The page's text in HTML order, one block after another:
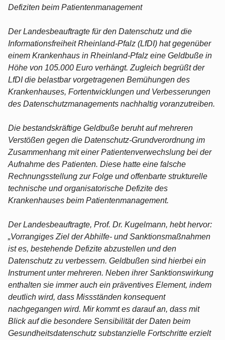
Defiziten beim Patientenmanagement
Der Landesbeauftragte für den Datenschutz und die
Informationsfreiheit Rheinland-Pfalz (LfDI) hat gegenüber
einem Krankenhaus in Rheinland-Pfalz eine Geldbuße in
Höhe von 105.000 Euro verhängt. Zugleich begrüßt der
LfDI die belastbar vorgetragenen Bemühungen des
Krankenhauses, Fortentwicklungen und Verbesserungen
des Datenschutzmanagements nachhaltig voranzutreiben.
Die bestandskräftige Geldbuße beruht auf mehreren
Verstößen gegen die Datenschutz-Grundverordnung im
Zusammenhang mit einer Patientenverwechslung bei der
Aufnahme des Patienten. Diese hatte eine falsche
Rechnungsstellung zur Folge und offenbarte strukturelle
technische und organisatorische Defizite des
Krankenhauses beim Patientenmanagement.
Der Landesbeauftragte, Prof. Dr. Kugelmann, hebt hervor:
„Vorrangiges Ziel der Abhilfe- und Sanktionsmaßnahmen
ist es, bestehende Defizite abzustellen und den
Datenschutz zu verbessern. Geldbußen sind hierbei ein
Instrument unter mehreren. Neben ihrer Sanktionswirkung
enthalten sie immer auch ein präventives Element, indem
deutlich wird, dass Missständen konsequent
nachgegangen wird. Mir kommt es darauf an, dass mit
Blick auf die besondere Sensibilität der Daten beim
Gesundheitsdatenschutz substanzielle Fortschritte erzielt